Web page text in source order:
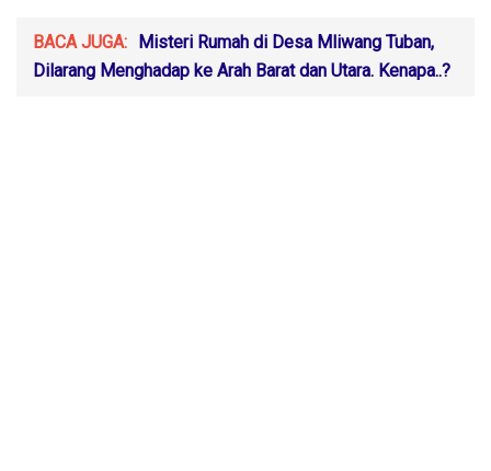
BACA JUGA: Misteri Rumah di Desa Mliwang Tuban,
Dilarang Menghadap ke Arah Barat dan Utara. Kenapa..?